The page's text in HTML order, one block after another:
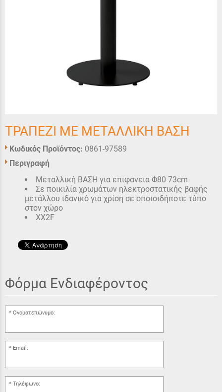
ΤΡΑΠΕΖΙ ΜΕ ΜΕΤΑΛΛΙΚΗ ΒΑΣΗ
Κωδικός Προϊόντος: 0861-97589
Περιγραφή
Μεταλλική ΒΑΣΗ για επιφανεια Φ80 73cm
Σε ποικιλία χρωμάτων ηλεκτροστατικής βαφής
μετάλλου ιδανικό για χρίση σε οποιοιδήποτε τύπο
στον χώρο
XX2F
Φόρμα Ενδιαφέροντος
Ονοματεπώνυμο:
Email:
Τηλέφωνο: